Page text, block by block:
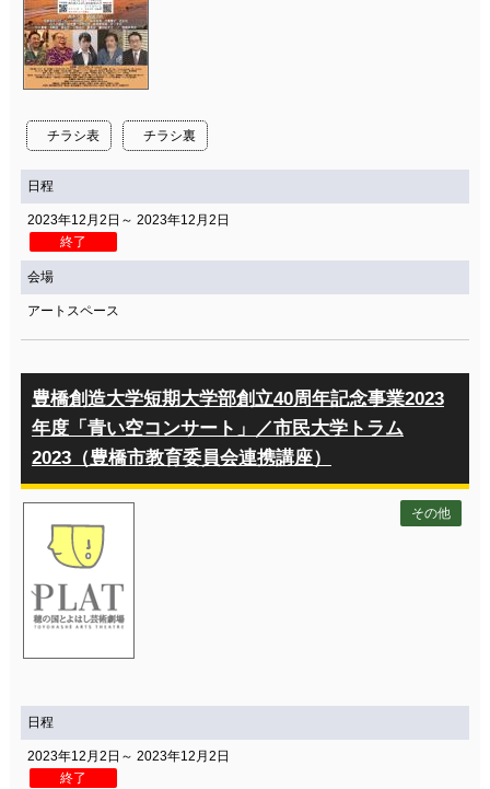
チラシ表 チラシ裏
日程
2023年12月2日～ 2023年12月2日
終了
会場
アートスペース
豊橋創造大学短期大学部創立40周年記念事業2023
年度「青い空コンサート」／市民大学トラム
2023（豊橋市教育委員会連携講座）
その他
日程
2023年12月2日～ 2023年12月2日
終了